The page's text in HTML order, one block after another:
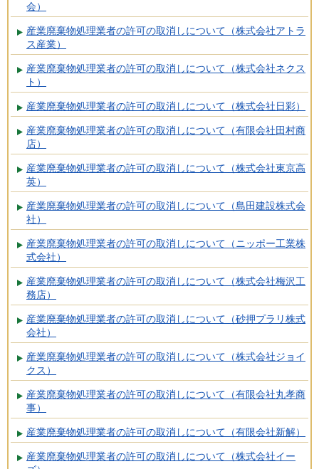
会）
産業廃棄物処理業者の許可の取消しについて（株式会社アトラ
ス産業）
産業廃棄物処理業者の許可の取消しについて（株式会社ネクス
ト）
産業廃棄物処理業者の許可の取消しについて（株式会社日彩）
産業廃棄物処理業者の許可の取消しについて（有限会社田村商
店）
産業廃棄物処理業者の許可の取消しについて（株式会社東京高
英）
産業廃棄物処理業者の許可の取消しについて（島田建設株式会
社）
産業廃棄物処理業者の許可の取消しについて（ニッポー工業株
式会社）
産業廃棄物処理業者の許可の取消しについて（株式会社梅沢工
務店）
産業廃棄物処理業者の許可の取消しについて（砂押プラリ株式
会社）
産業廃棄物処理業者の許可の取消しについて（株式会社ジョイ
クス）
産業廃棄物処理業者の許可の取消しについて（有限会社丸孝商
事）
産業廃棄物処理業者の許可の取消しについて（有限会社新解）
産業廃棄物処理業者の許可の取消しについて（株式会社イー